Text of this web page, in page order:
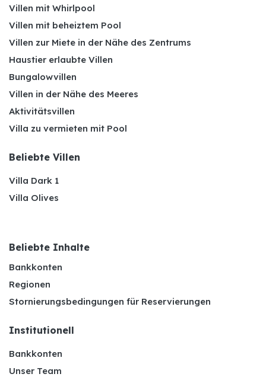
Villen mit Whirlpool
Villen mit beheiztem Pool
Villen zur Miete in der Nähe des Zentrums
Haustier erlaubte Villen
Bungalowvillen
Villen in der Nähe des Meeres
Aktivitätsvillen
Villa zu vermieten mit Pool
Beliebte Villen
Villa Dark 1
Villa Olives
Beliebte Inhalte
Bankkonten
Regionen
Stornierungsbedingungen für Reservierungen
Institutionell
Bankkonten
Unser Team